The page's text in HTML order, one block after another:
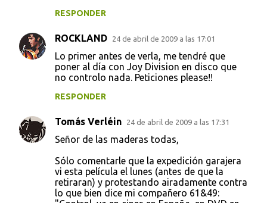
RESPONDER
ROCKLAND 24 de abril de 2009 a las 17:01
Lo primer antes de verla, me tendré que
poner al día con Joy Division en disco que
no controlo nada. Peticiones please!!
RESPONDER
Tomás Verléin 24 de abril de 2009 a las 17:31
Señor de las maderas todas,
Sólo comentarle que la expedición garajera
vi esta película el lunes (antes de que la
retiraran) y protestando airadamente contra
lo que bien dice mi compañero 61&49: